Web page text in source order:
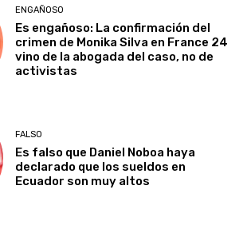
ENGAÑOSO
Es engañoso: La confirmación del
crimen de Monika Silva en France 24
vino de la abogada del caso, no de
activistas
FALSO
Es falso que Daniel Noboa haya
declarado que los sueldos en
Ecuador son muy altos